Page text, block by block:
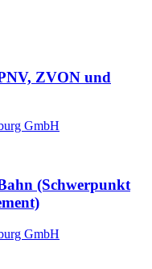
ZVON und
GmbH
(Schwerpunkt
GmbH